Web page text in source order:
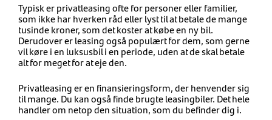
Typisk er privatleasing ofte for personer eller familier,
som ikke har hverken råd eller lyst til at betale de mange
tusinde kroner, som det koster at købe en ny bil.
Derudover er leasing også populært for dem, som gerne
vil køre i en luksusbil i en periode, uden at de skal betale
alt for meget for at eje den.
Privatleasing er en finansieringsform, der henvender sig
til mange. Du kan også finde brugte leasingbiler. Det hele
handler om netop den situation, som du befinder dig i.